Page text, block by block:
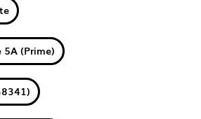
(Prime)